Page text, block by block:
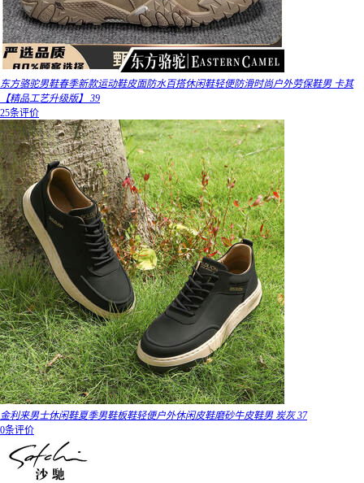
东方骆驼男鞋春季新款运动鞋皮面防水百搭休闲鞋轻便防滑时尚户外劳保鞋男 卡其
【精品工艺升级版】 39
25条评价
金利来男士休闲鞋夏季男鞋板鞋轻便户外休闲皮鞋磨砂牛皮鞋男 炭灰 37
0条评价